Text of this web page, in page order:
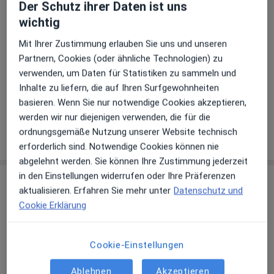
Zahlungsmodalitäten (private Besuche)
Akzeptierte Versicherungen
Details
Telefonnummer
07042... Telefonnummer anzeigen
Mehr Details anzeigen
über die Adresse
Erfahrungen
74 Bewertungen
Der Schutz ihrer Daten ist uns
wichtig
Mit Ihrer Zustimmung erlauben Sie uns und unseren
Partnern, Cookies (oder ähnliche Technologien) zu
verwenden, um Daten für Statistiken zu sammeln und
Inhalte zu liefern, die auf Ihren Surfgewohnheiten
basieren. Wenn Sie nur notwendige Cookies akzeptieren,
werden wir nur diejenigen verwenden, die für die
ordnungsgemäße Nutzung unserer Website technisch
erforderlich sind. Notwendige Cookies können nie
abgelehnt werden. Sie können Ihre Zustimmung jederzeit
in den Einstellungen widerrufen oder Ihre Präferenzen
aktualisieren. Erfahren Sie mehr unter Datenschutz und
Cookie Erklärung
Cookie-Einstellungen
Ablehnen Akzeptieren